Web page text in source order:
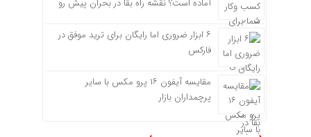
آماده است؟ نقشه راه بقا در بحران پیش رو
۶ ابزار ضروری اما رایگان برای ترید موفق در
فارکس
مقایسه آیفون ۱۶ پرو مکس با سایر
پرچمداران بازار